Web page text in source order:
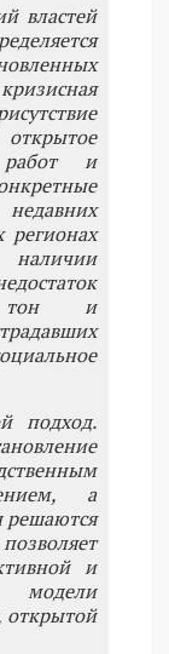
властей
и
регионах
тон и
подход.
а
решаются
и
модели
открытой